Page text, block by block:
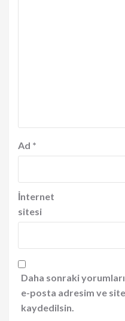
Ad *
İnternet
sitesi
Daha sonraki
e-posta adresim ve
kaydedilsin.